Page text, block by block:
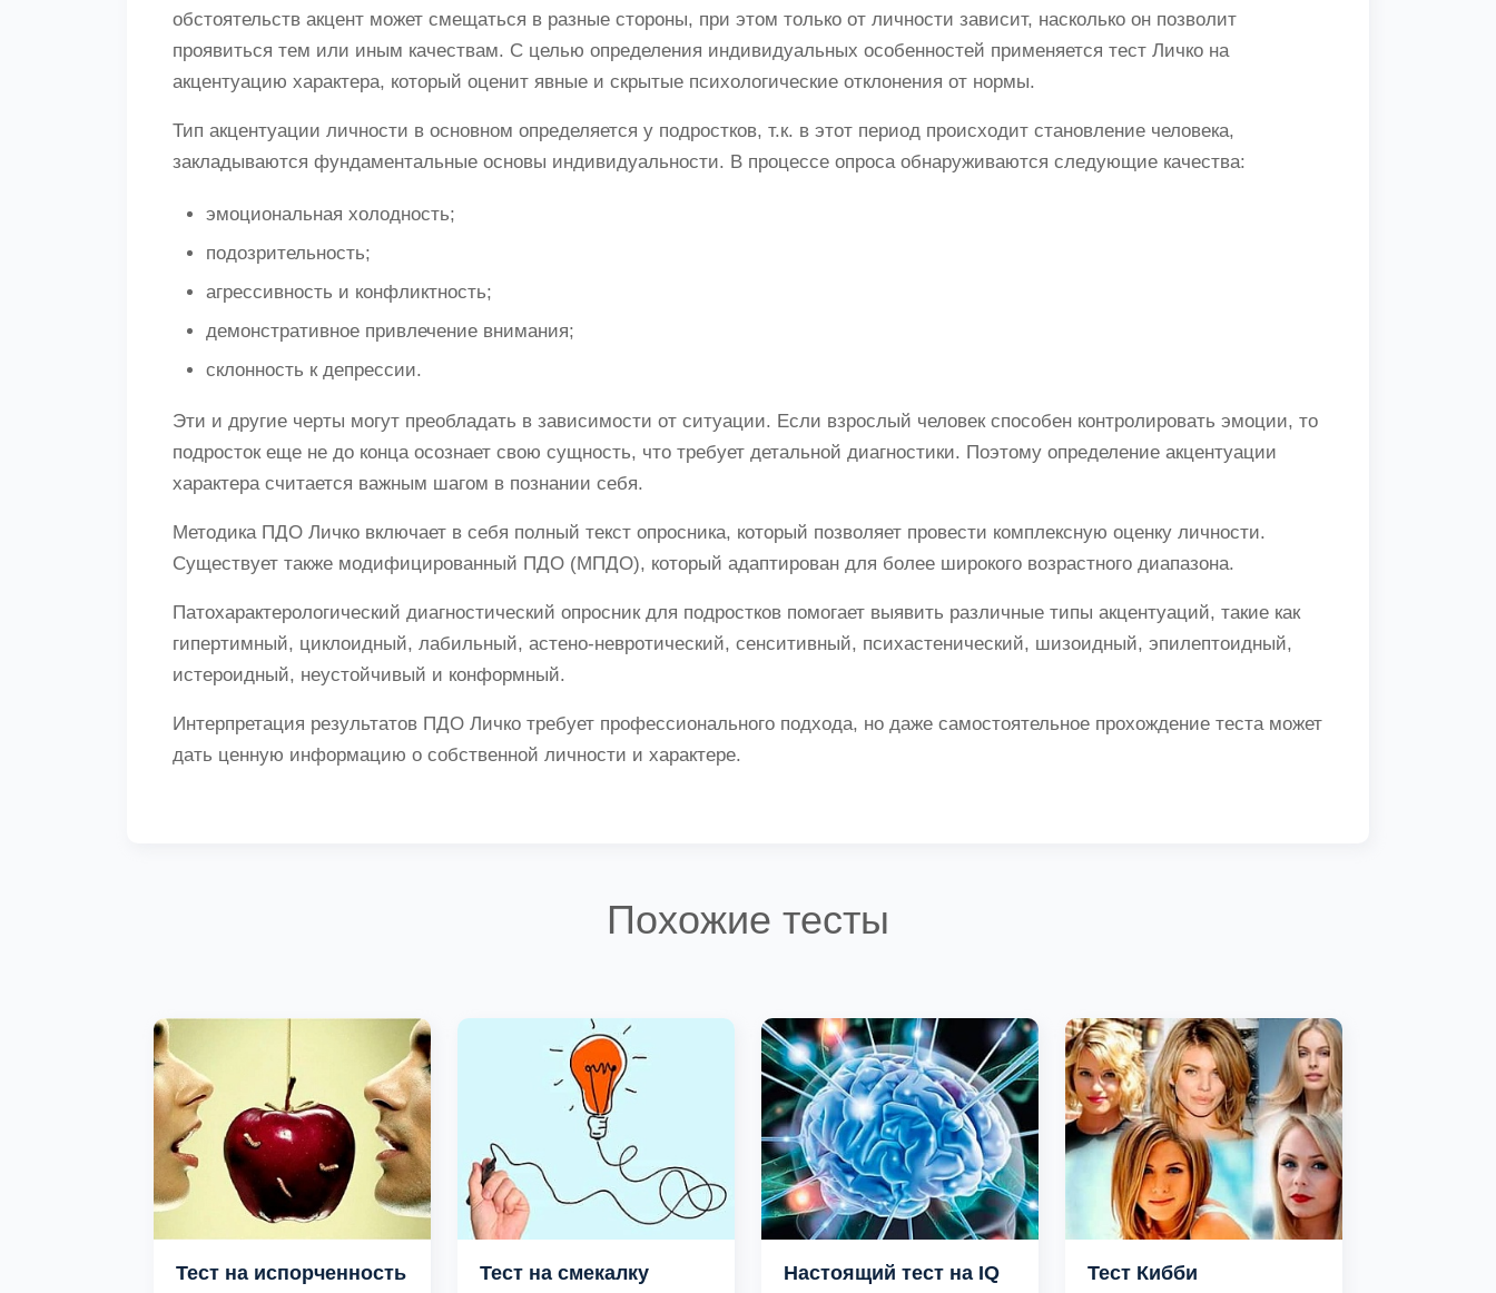
обстоятельств акцент может смещаться в разные стороны, при этом только от личности зависит, насколько он позволит
проявиться тем или иным качествам. С целью определения индивидуальных особенностей применяется тест Личко на
акцентуацию характера, который оценит явные и скрытые психологические отклонения от нормы.
Тип акцентуации личности в основном определяется у подростков, т.к. в этот период происходит становление человека,
закладываются фундаментальные основы индивидуальности. В процессе опроса обнаруживаются следующие качества:
эмоциональная холодность;
подозрительность;
агрессивность и конфликтность;
демонстративное привлечение внимания;
склонность к депрессии.
Эти и другие черты могут преобладать в зависимости от ситуации. Если взрослый человек способен контролировать эмоции, то
подросток еще не до конца осознает свою сущность, что требует детальной диагностики. Поэтому определение акцентуации
характера считается важным шагом в познании себя.
Методика ПДО Личко включает в себя полный текст опросника, который позволяет провести комплексную оценку личности.
Существует также модифицированный ПДО (МПДО), который адаптирован для более широкого возрастного диапазона.
Патохарактерологический диагностический опросник для подростков помогает выявить различные типы акцентуаций, такие как
гипертимный, циклоидный, лабильный, астено-невротический, сенситивный, психастенический, шизоидный, эпилептоидный,
истероидный, неустойчивый и конформный.
Интерпретация результатов ПДО Личко требует профессионального подхода, но даже самостоятельное прохождение теста может
дать ценную информацию о собственной личности и характере.
Похожие тесты
Тест на испорченность Тест на смекалку Настоящий тест на IQ Тест Кибби